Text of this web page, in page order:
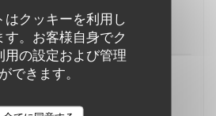
はクッキーを利用し
す。お客様自身でク
用の設定および管理
ができます。
2
/5 メニュー : 5 /5 品質-価格
excellente. On